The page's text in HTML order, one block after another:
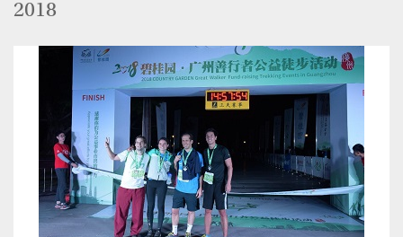
2018